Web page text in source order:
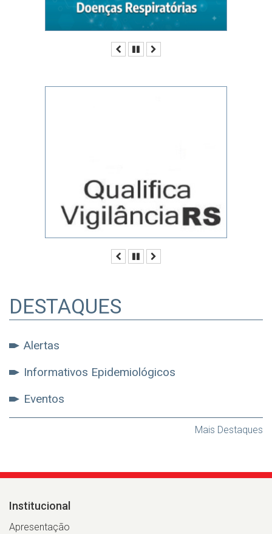
AnteriorPausar
AnteriorPausar
DESTAQUES
Alertas
Informativos Epidemiológicos
Eventos
Mais Destaques
Institucional
Apresentação